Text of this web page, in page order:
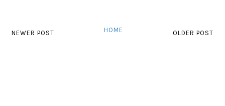
NEWER POST OLDER POST
HOME